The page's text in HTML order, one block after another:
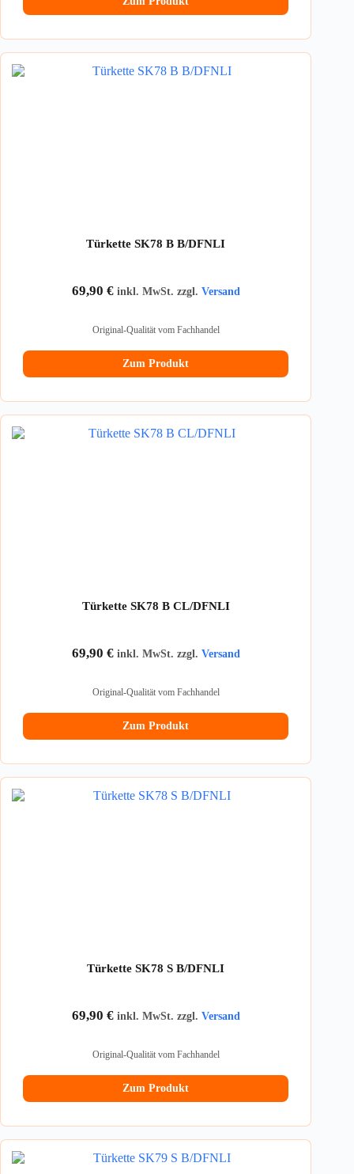
Türkette SK78 B B/DFNLI
69,90 € inkl. MwSt. zzgl. Versand
Original-Qualität vom Fachhandel
Zum Produkt
Türkette SK78 B CL/DFNLI
69,90 € inkl. MwSt. zzgl. Versand
Original-Qualität vom Fachhandel
Zum Produkt
Türkette SK78 S B/DFNLI
69,90 € inkl. MwSt. zzgl. Versand
Original-Qualität vom Fachhandel
Zum Produkt